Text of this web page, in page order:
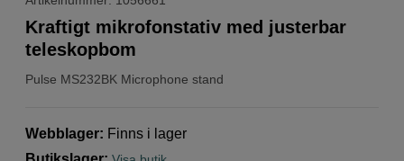
Pulse MS232BK Microphone stand
Kraftigt mikrofonstativ med justerbar
teleskopbom
Webblager: Finns i lager